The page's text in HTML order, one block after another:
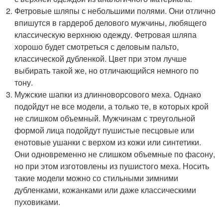
Фетровые шляпы с небольшими полями. Они отлично
впишутся в гардероб делового мужчины, любящего
классическую верхнюю одежду. Фетровая шляпа
хорошо будет смотреться с деловым пальто,
классической дубленкой. Цвет при этом лучше
выбирать такой же, но отличающийся немного по
тону.
Мужские шапки из длинноворсового меха. Однако
подойдут не все модели, а только те, в которых крой
не слишком объемный. Мужчинам с треугольной
формой лица подойдут пушистые песцовые или
енотовые ушанки с верхом из кожи или синтетики.
Они одновременно не слишком объемные по фасону,
но при этом изготовлены из пушистого меха. Носить
такие модели можно со стильными зимними
дубленками, кожанками или даже классическими
пуховиками.